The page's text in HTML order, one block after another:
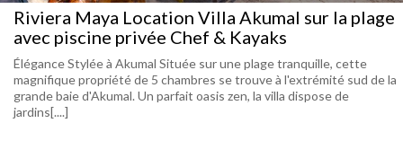
Riviera Maya Location Villa Akumal sur la plage
avec piscine privée Chef & Kayaks
Élégance Stylée à Akumal Située sur une plage tranquille, cette
magnifique propriété de 5 chambres se trouve à l'extrémité sud de la
grande baie d'Akumal. Un parfait oasis zen, la villa dispose de
jardins[....]